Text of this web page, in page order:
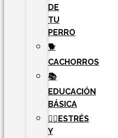
DE
TU
PERRO
🐕
CACHORROS
📚
EDUCACIÓN
BÁSICA
🧘‍♀️ESTRÉS
Y